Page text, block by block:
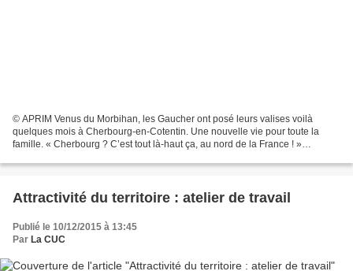
© APRIM Venus du Morbihan, les Gaucher ont posé leurs valises voilà
quelques mois à Cherbourg-en-Cotentin. Une nouvelle vie pour toute la
famille. « Cherbourg ? C’est tout là-haut ça, au nord de la France ! »
Attractivité du territoire : atelier de travail
Publié le 10/12/2015 à 13:45
Par La CUC